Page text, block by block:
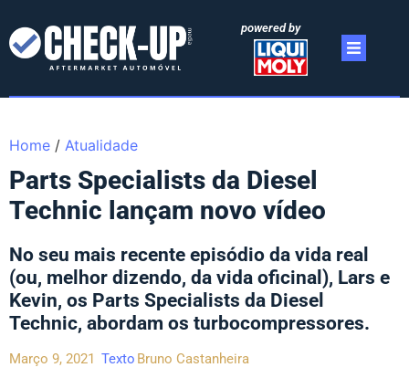
powered by
Home / Atualidade
Parts Specialists da Diesel
Technic lançam novo vídeo
No seu mais recente episódio da vida real
(ou, melhor dizendo, da vida oficinal), Lars e
Kevin, os Parts Specialists da Diesel
Technic, abordam os turbocompressores.
Março 9, 2021 Texto Bruno Castanheira